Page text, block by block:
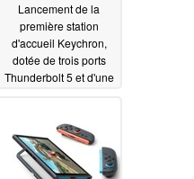
Lancement de la
première station
d'accueil Keychron,
dotée de trois ports
Thunderbolt 5 et d'une